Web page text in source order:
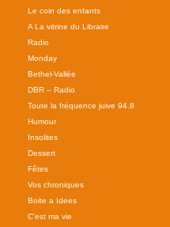
Le coin des enfants
A La vitrine du Libraire
Radio
Monday
Bethel-Vallée
DBR – Radio
Toute la fréquence juive 94.8
Humour
Insolites
Dessert
Fêtes
Vos chroniques
Boite a Idees
C'est ma vie